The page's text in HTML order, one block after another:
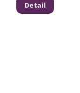
Detail